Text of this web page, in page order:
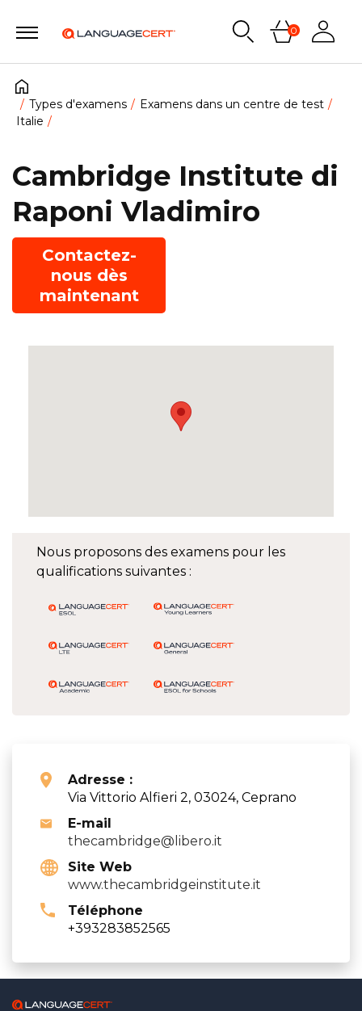
0
Types d'examens
Examens dans un centre de test
Italie
Nous proposons des examens pour les
qualifications suivantes :
Adresse :
Via Vittorio Alfieri 2, 03024, Ceprano
E-mail
thecambridge@libero.it
Site Web
www.thecambridgeinstitute.it
Téléphone
+393283852565
Cambridge Institute di
Raponi Vladimiro
Contactez-
nous dès
maintenant